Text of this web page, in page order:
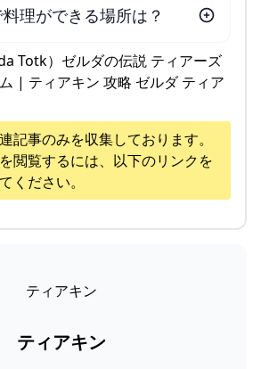
理ができる場所は？
Totk）ゼルダの伝説 ティアーズ
| ティアキン 攻略 ゼルダ ティア
記事のみを収集しております。
閲覧するには、以下のリンクを
ください。
ティアキン
ティアキン